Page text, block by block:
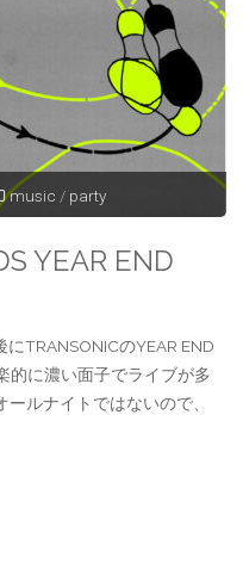
music / party
YEAR END
TRANSONICのYEAR END
的に濃い面子でライブが多
ルナイトではないので、